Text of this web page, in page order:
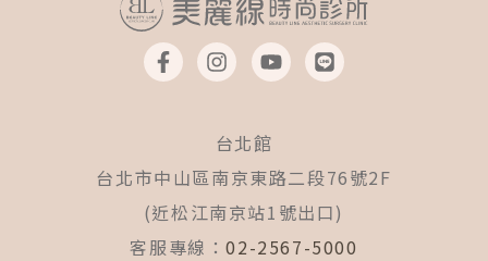
F
a
c
o
k
-
f
I
n
s
a
g
r
a
m
Y
o
u
b
e
L
i
n
台北館
台北市中山區南京東路二段76號2F
(近松江南京站1號出口)
客服專線：02-2567-5000